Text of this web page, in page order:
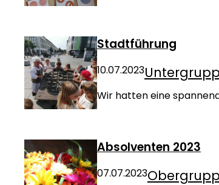
Stadtführung
10.07.2023
Wir hatten eine
Absolventen 2023
07.07.2023